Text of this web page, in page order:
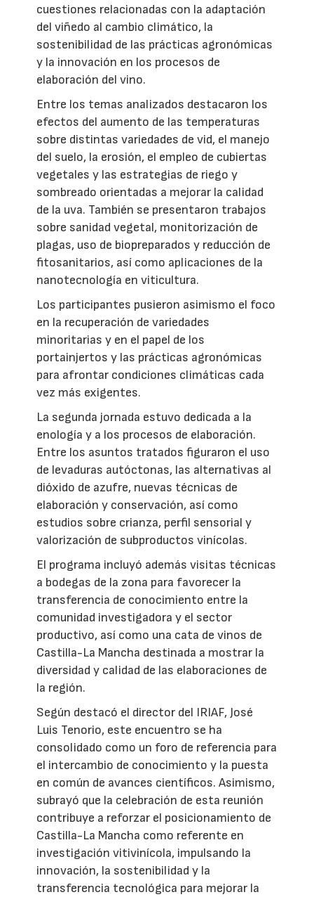
cuestiones relacionadas con la adaptación
del viñedo al cambio climático, la
sostenibilidad de las prácticas agronómicas
y la innovación en los procesos de
elaboración del vino.
Entre los temas analizados destacaron los
efectos del aumento de las temperaturas
sobre distintas variedades de vid, el manejo
del suelo, la erosión, el empleo de cubiertas
vegetales y las estrategias de riego y
sombreado orientadas a mejorar la calidad
de la uva. También se presentaron trabajos
sobre sanidad vegetal, monitorización de
plagas, uso de biopreparados y reducción de
fitosanitarios, así como aplicaciones de la
nanotecnología en viticultura.
Los participantes pusieron asimismo el foco
en la recuperación de variedades
minoritarias y en el papel de los
portainjertos y las prácticas agronómicas
para afrontar condiciones climáticas cada
vez más exigentes.
La segunda jornada estuvo dedicada a la
enología y a los procesos de elaboración.
Entre los asuntos tratados figuraron el uso
de levaduras autóctonas, las alternativas al
dióxido de azufre, nuevas técnicas de
elaboración y conservación, así como
estudios sobre crianza, perfil sensorial y
valorización de subproductos vinícolas.
El programa incluyó además visitas técnicas
a bodegas de la zona para favorecer la
transferencia de conocimiento entre la
comunidad investigadora y el sector
productivo, así como una cata de vinos de
Castilla-La Mancha destinada a mostrar la
diversidad y calidad de las elaboraciones de
la región.
Según destacó el director del IRIAF, José
Luis Tenorio, este encuentro se ha
consolidado como un foro de referencia para
el intercambio de conocimiento y la puesta
en común de avances científicos. Asimismo,
subrayó que la celebración de esta reunión
contribuye a reforzar el posicionamiento de
Castilla-La Mancha como referente en
investigación vitivinícola, impulsando la
innovación, la sostenibilidad y la
transferencia tecnológica para mejorar la